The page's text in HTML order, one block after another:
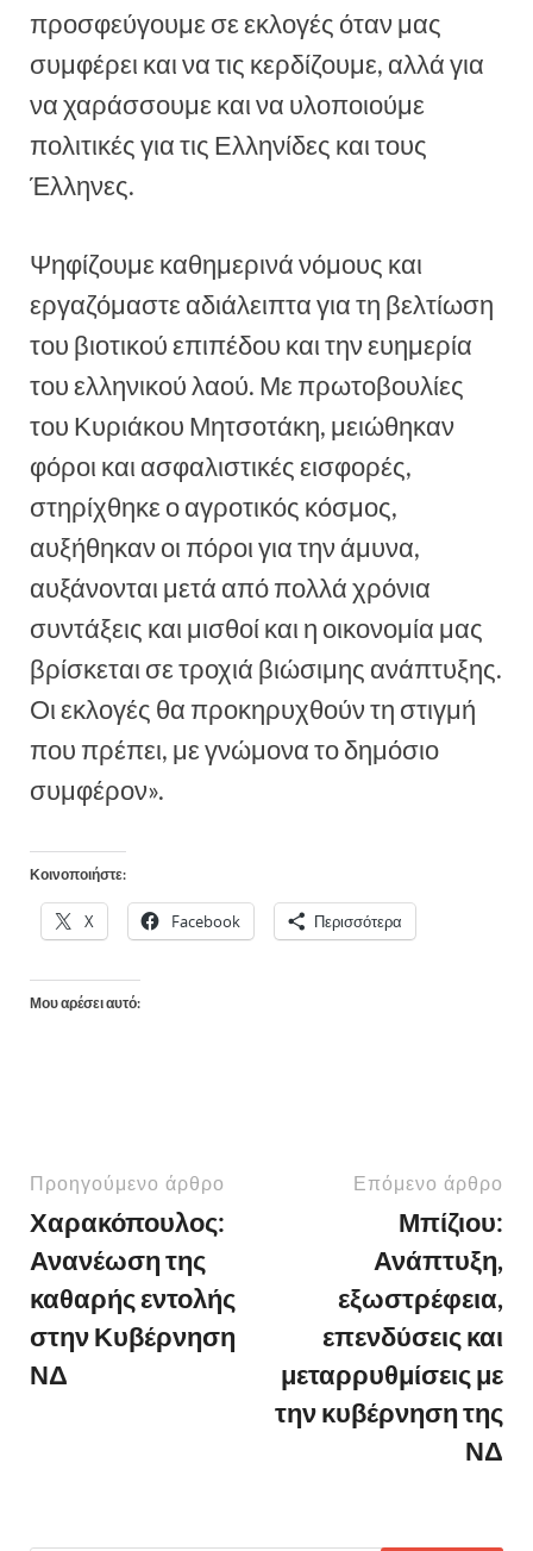
προσφεύγουμε σε εκλογές όταν μας
συμφέρει και να τις κερδίζουμε, αλλά για
να χαράσσουμε και να υλοποιούμε
πολιτικές για τις Ελληνίδες και τους
Έλληνες.
Ψηφίζουμε καθημερινά νόμους και
εργαζόμαστε αδιάλειπτα για τη βελτίωση
του βιοτικού επιπέδου και την ευημερία
του ελληνικού λαού. Με πρωτοβουλίες
του Κυριάκου Μητσοτάκη, μειώθηκαν
φόροι και ασφαλιστικές εισφορές,
στηρίχθηκε ο αγροτικός κόσμος,
αυξήθηκαν οι πόροι για την άμυνα,
αυξάνονται μετά από πολλά χρόνια
συντάξεις και μισθοί και η οικονομία μας
βρίσκεται σε τροχιά βιώσιμης ανάπτυξης.
Οι εκλογές θα προκηρυχθούν τη στιγμή
που πρέπει, με γνώμονα το δημόσιο
συμφέρον».
Κοινοποιήστε:
X Facebook Περισσότερα
Μου αρέσει αυτό:
Προηγούμενο άρθρο
Χαρακόπουλος:
Ανανέωση της
καθαρής εντολής
στην Κυβέρνηση
ΝΔ
Επόμενο άρθρο
Μπίζιου:
Ανάπτυξη,
εξωστρέφεια,
επενδύσεις και
μεταρρυθμίσεις με
την κυβέρνηση της
ΝΔ